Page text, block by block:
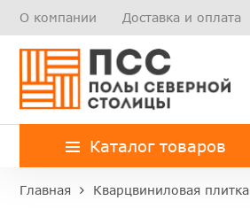
О компании Доставка и оплата
Каталог товаров
Главная Кварцвиниловая плитка